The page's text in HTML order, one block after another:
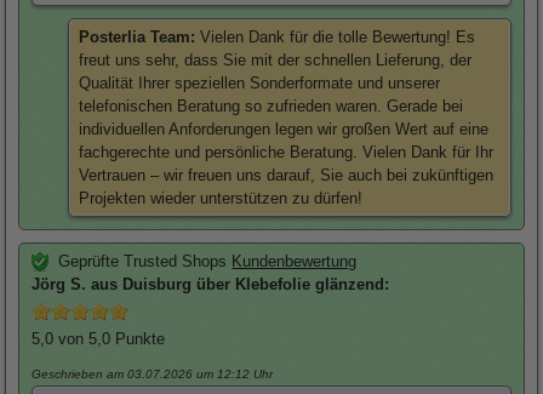
Posterlia Team: Vielen Dank für die tolle Bewertung! Es
freut uns sehr, dass Sie mit der schnellen Lieferung, der
Qualität Ihrer speziellen Sonderformate und unserer
telefonischen Beratung so zufrieden waren. Gerade bei
individuellen Anforderungen legen wir großen Wert auf eine
fachgerechte und persönliche Beratung. Vielen Dank für Ihr
Vertrauen – wir freuen uns darauf, Sie auch bei zukünftigen
Projekten wieder unterstützen zu dürfen!
Geprüfte Trusted Shops Kundenbewertung
Jörg S. aus Duisburg über Klebefolie glänzend :
5,0 von 5,0 Punkte
Geschrieben am 03.07.2026 um 12:12 Uhr